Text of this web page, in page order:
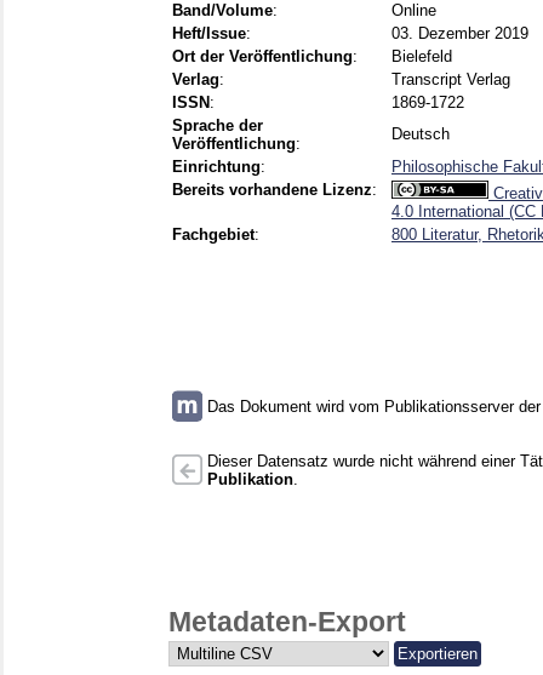
Band/Volume:
Online
Heft/Issue:
03. Dezember 2019
Ort der Veröffentlichung:
Bielefeld
Verlag:
Transcript Verlag
ISSN :
1869-1722
Sprache der
Veröffentlichung:
Deutsch
Einrichtung:
Philosophische
Bereits vorhandene Lizenz:
4.0 International (CC
Fachgebiet: 800 Literatur,
Das Dokument wird vom Publikationsserver
Dieser Datensatz wurde nicht während einer
Publikation
Metadaten-Export